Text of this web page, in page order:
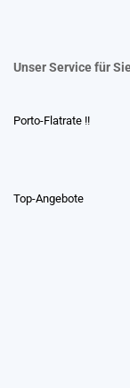
Unser Service für
Porto-Flatrate !!
Top-Angebote